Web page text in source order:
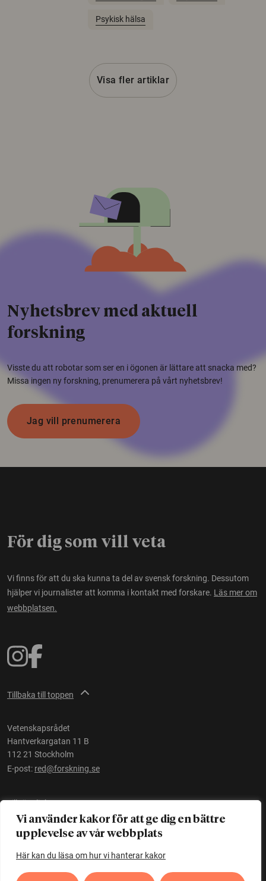
Vi använder kakor för att ge dig en bättre
upplevelse av vår webbplats
Här kan du läsa om hur vi hanterar kakor
Psykisk hälsa
Visa fler artiklar
Nyhetsbrev med aktuell
forskning
Visste du att robotar som ser en i ögonen är lättare att snacka med?
Missa ingen ny forskning, prenumerera på vårt nyhetsbrev!
Jag vill prenumerera
För dig som vill veta
Vi finns för att du ska kunna ta del av svensk forskning. Dessutom
hjälper vi journalister att komma i kontakt med forskare. Läs mer om
webbplatsen.
Tillbaka till toppen
Vetenskapsrådet
Hantverkargatan 11 B
112 21 Stockholm
E-post: red@forskning.se
Tillgänglighet
Ett initiativ avVetenskapsrådet